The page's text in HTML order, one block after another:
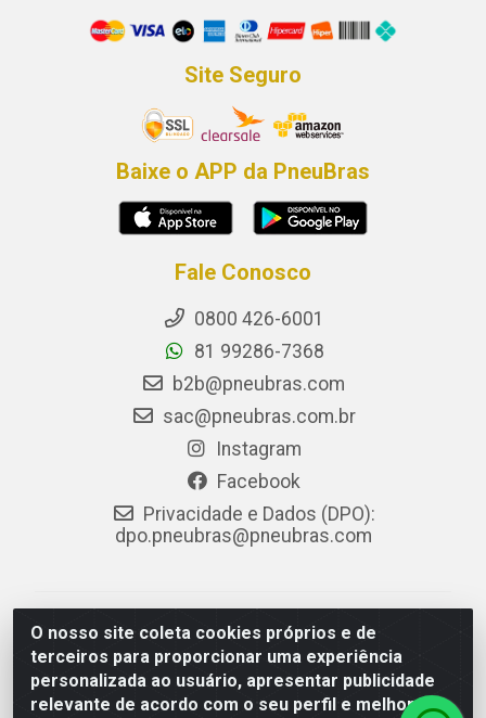
O nosso site coleta cookies próprios e de
terceiros para proporcionar uma experiência
personalizada ao usuário, apresentar publicidade
relevante de acordo com o seu perfil e melhorar a
Site Seguro
Baixe o APP da PneuBras
Fale Conosco
0800 426-6001
81 99286-7368
b2b@pneubras.com
sac@pneubras.com.br
Instagram
Facebook
Privacidade e Dados (DPO):
dpo.pneubras@pneubras.com
PneuBras - Rodovia BR-101, KM 82 - Prazeres,
Jaboatão dos Guararapes/PE - CEP 54.335-000 - CNPJ
08.678.386/0001-05 - Pneubras Comércio de Pneus
Ltda